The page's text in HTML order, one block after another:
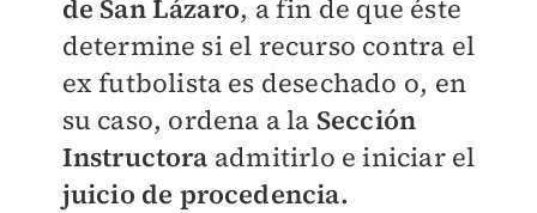
de San Lázaro, a fin de que éste
determine si el recurso contra el
ex futbolista es desechado o, en
su caso, ordena a la Sección
Instructora admitirlo e iniciar el
juicio de procedencia.